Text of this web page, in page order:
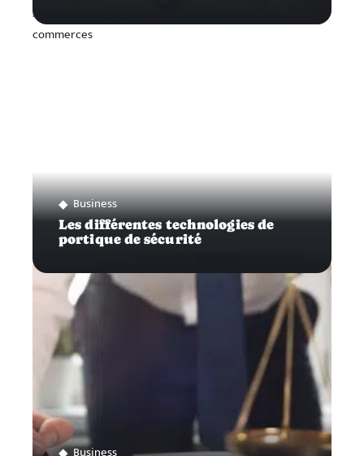
Business
Les différentes technologies de
portique de sécurité